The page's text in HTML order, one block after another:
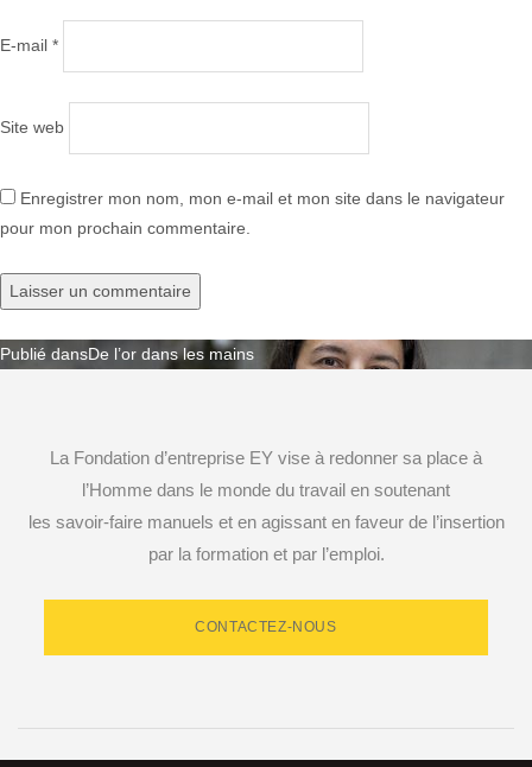
E-mail *
Site web
Enregistrer mon nom, mon e-mail et mon site dans le navigateur
pour mon prochain commentaire.
Navigation
l’article
Publié dansDe l’or dans les mains
La Fondation d’entreprise EY vise à redonner sa place à
l’Homme dans le monde du travail en soutenant
les savoir-faire manuels et en agissant en faveur de l’insertion
par la formation et par l’emploi.
CONTACTEZ-NOUS